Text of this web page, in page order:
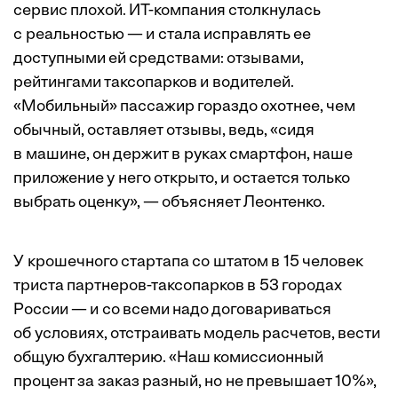
сервис плохой. ИТ-компания столкнулась
с реальностью — и стала исправлять ее
доступными ей средствами: отзывами,
рейтингами таксопарков и водителей.
«Мобильный» пассажир гораздо охотнее, чем
обычный, оставляет отзывы, ведь, «сидя
в машине, он держит в руках смартфон, наше
приложение у него открыто, и остается только
выбрать оценку», — объясняет Леонтенко.
У крошечного стартапа со штатом в 15 человек
триста партнеров-таксопарков в 53 городах
России — и со всеми надо договариваться
об условиях, отстраивать модель расчетов, вести
общую бухгалтерию. «Наш комиссионный
процент за заказ разный, но не превышает 10%»,